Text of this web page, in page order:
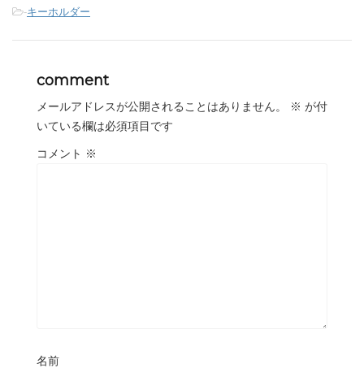
-キーホルダー
comment
メールアドレスが公開されることはありません。 ※ が付
いている欄は必須項目です
コメント ※
名前